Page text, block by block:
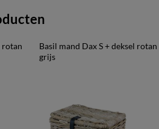
rotan
Basil mand Dax S + deksel rotan
grijs